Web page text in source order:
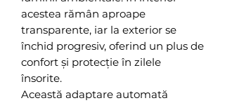
acestea rămân aproape
transparente, iar la exterior se
închid progresiv, oferind un plus de
confort și protecție în zilele
însorite.
Această adaptare automată